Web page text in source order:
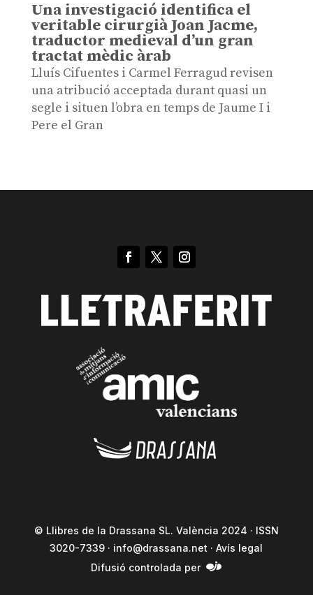
Una investigació identifica el
veritable cirurgià Joan Jacme,
traductor medieval d’un gran
tractat mèdic àrab
Lluís Cifuentes i Carmel Ferragud revisen
una atribució acceptada durant quasi un
segle i situen l’obra en temps de Jaume I i
Pere el Gran
© Llibres de la Drassana SL. València 2024 · ISSN
3020-7339 · info@drassana.net ·Avís legal
Difusió controlada per